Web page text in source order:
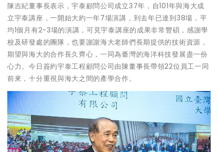
陳吉紀董事長表示，宇泰顧問公司成立37年，自101年與海大成
立宇泰講座，一開始大約一年7場演講，到去年已達到38場，平
均1個月有2-3場的演講，可見宇泰講座的成果非常豐碩，感謝學
校及研發處的團隊，也要謝謝海大老師們長期提供的技術資源，
期望與海大的合作長久齊心，一同為臺灣的海洋科技發展盡一份
心力。今日簽約宇泰工程顧問公司由陳董事長帶領22位員工一同
前來，十分重視與海大之間的產學合作。